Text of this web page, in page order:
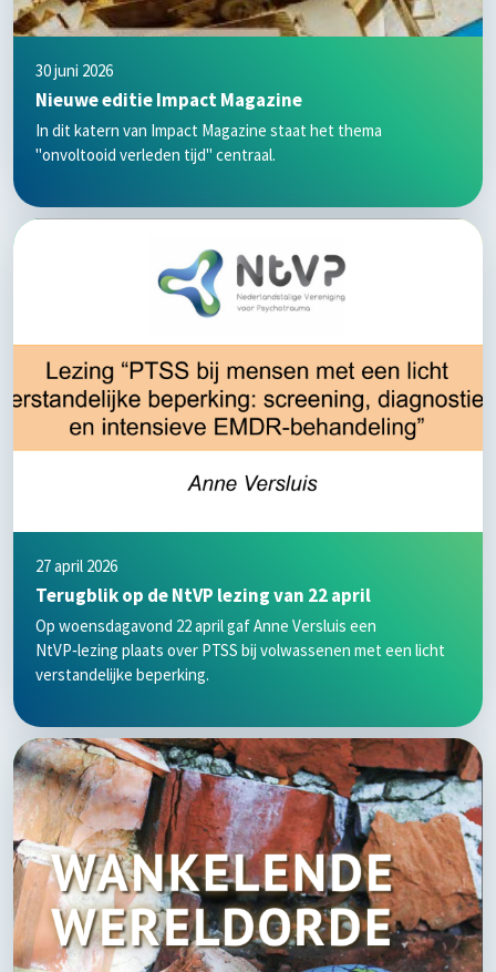
30 juni 2026
Nieuwe editie Impact Magazine
In dit katern van Impact Magazine staat het thema
"onvoltooid verleden tijd" centraal.
27 april 2026
Terugblik op de NtVP lezing van 22 april
Op woensdagavond 22 april gaf Anne Versluis een
NtVP‑lezing plaats over PTSS bij volwassenen met een licht
verstandelijke beperking.